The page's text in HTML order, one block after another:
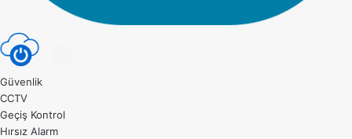
Güvenlik
CCTV
Geçiş Kontrol
Hırsız Alarm